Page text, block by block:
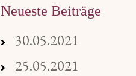
Neueste Beiträge
30.05.2021
25.05.2021